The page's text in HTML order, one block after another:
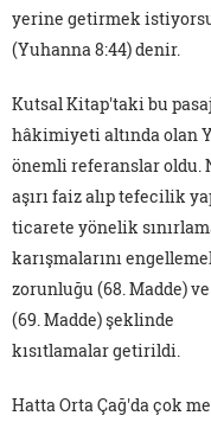
yerine getirmek
(Yuhanna 8:44) denir.
Kutsal Kitap'taki bu
hâkimiyeti altında olan
önemli referanslar oldu.
aşırı faiz alıp tefecilik
ticarete yönelik
karışmalarını
zorunluğu (68. Madde)
(69. Madde) şeklinde
kısıtlamalar getirildi.
Hatta Orta Çağ'da çok